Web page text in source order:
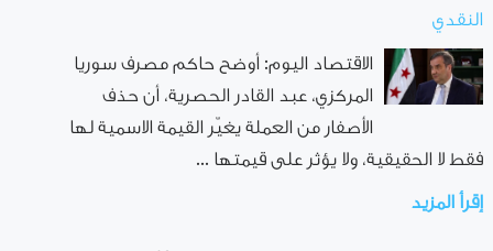
النقدي
الاقتصاد اليوم: أوضح حاكم مصرف سوريا
المركزي، عبد القادر الحصرية، أن حذف
الأصفار من العملة يغيّر القيمة الاسمية لها
فقط لا الحقيقية، ولا يؤثر على قيمتها ...
إقرأ المزيد